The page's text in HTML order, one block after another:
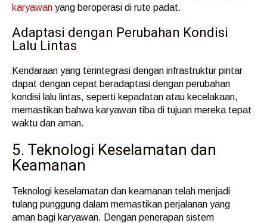
karyawan yang beroperasi di rute padat.
Adaptasi dengan Perubahan Kondisi
Lalu Lintas
Kendaraan yang terintegrasi dengan infrastruktur pintar
dapat dengan cepat beradaptasi dengan perubahan
kondisi lalu lintas, seperti kepadatan atau kecelakaan,
memastikan bahwa karyawan tiba di tujuan mereka tepat
waktu dan aman.
5. Teknologi Keselamatan dan
Keamanan
Teknologi keselamatan dan keamanan telah menjadi
tulang punggung dalam memastikan perjalanan yang
aman bagi karyawan. Dengan penerapan sistem